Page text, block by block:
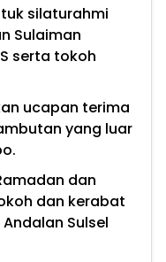
silaturahmi
Sulaiman
serta tokoh
ucapan terima
yang luar
dan
dan kerabat
Sulsel